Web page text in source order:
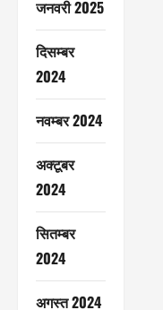
जनवरी 2025
दिसम्बर
2024
नवम्बर 2024
अक्टूबर
2024
सितम्बर
2024
अगस्त 2024